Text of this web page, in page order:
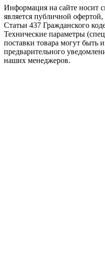
Информация на сайте носит
является публичной
Статьи 437 Гражданского
Технические параметры
поставки товара могут быть
предварительного
наших менеджеров.